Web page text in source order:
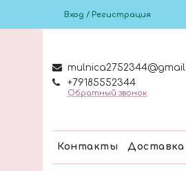
Вход / Регистрация
+79185552344
Обратный звонок
Контакты Доставка